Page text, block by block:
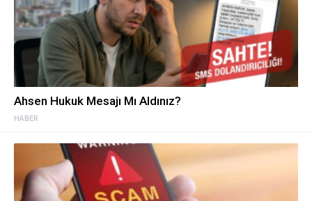
HABER
Ahsen Hukuk Mesajı Mı Aldınız?